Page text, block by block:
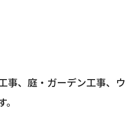
事、庭・ガーデン工事、ウ